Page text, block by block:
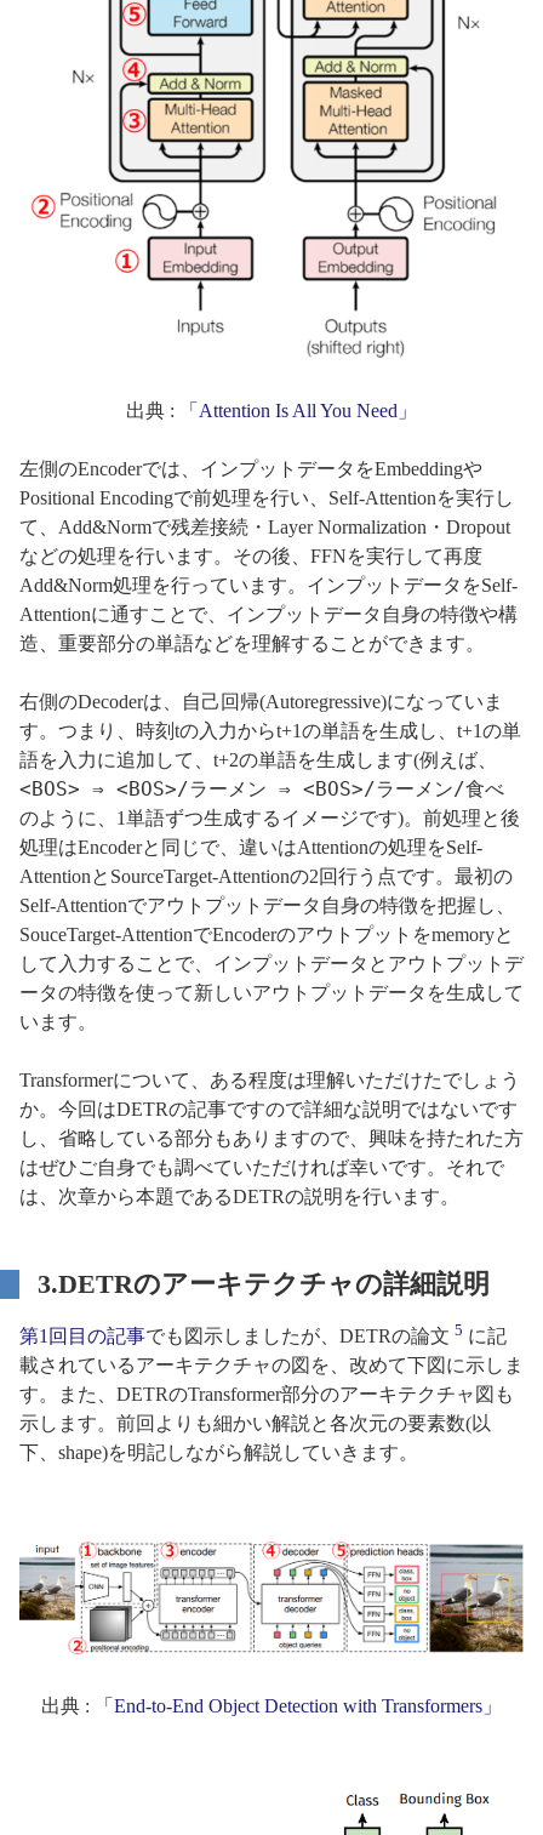
出典 : 「Attention Is All You Need」
左側のEncoderでは、インプットデータをEmbeddingや
Positional Encodingで前処理を行い、Self-Attentionを実行し
て、Add&Normで残差接続・Layer Normalization・Dropout
などの処理を行います。その後、FFNを実行して再度
Add&Norm処理を行っています。インプットデータをSelf-
Attentionに通すことで、インプットデータ自身の特徴や構
造、重要部分の単語などを理解することができます。
右側のDecoderは、自己回帰(Autoregressive)になっていま
す。つまり、時刻tの入力からt+1の単語を生成し、t+1の単
語を入力に追加して、t+2の単語を生成します(例えば、
<BOS> ⇒ <BOS>/ラーメン ⇒ <BOS>/ラーメン/食べ
のように、1単語ずつ生成するイメージです)。前処理と後
処理はEncoderと同じで、違いはAttentionの処理をSelf-
AttentionとSourceTarget-Attentionの2回行う点です。最初の
Self-Attentionでアウトプットデータ自身の特徴を把握し、
SouceTarget-AttentionでEncoderのアウトプットをmemoryと
して入力することで、インプットデータとアウトプットデ
ータの特徴を使って新しいアウトプットデータを生成して
います。
Transformerについて、ある程度は理解いただけたでしょう
か。今回はDETRの記事ですので詳細な説明ではないです
し、省略している部分もありますので、興味を持たれた方
はぜひご自身でも調べていただければ幸いです。それで
は、次章から本題であるDETRの説明を行います。
3.DETRのアーキテクチャの詳細説明
第1回目の記事でも図示しましたが、DETRの論文 5 に記
載されているアーキテクチャの図を、改めて下図に示しま
す。また、DETRのTransformer部分のアーキテクチャ図も
示します。前回よりも細かい解説と各次元の要素数(以
下、shape)を明記しながら解説していきます。
出典 : 「End-to-End Object Detection with Transformers」